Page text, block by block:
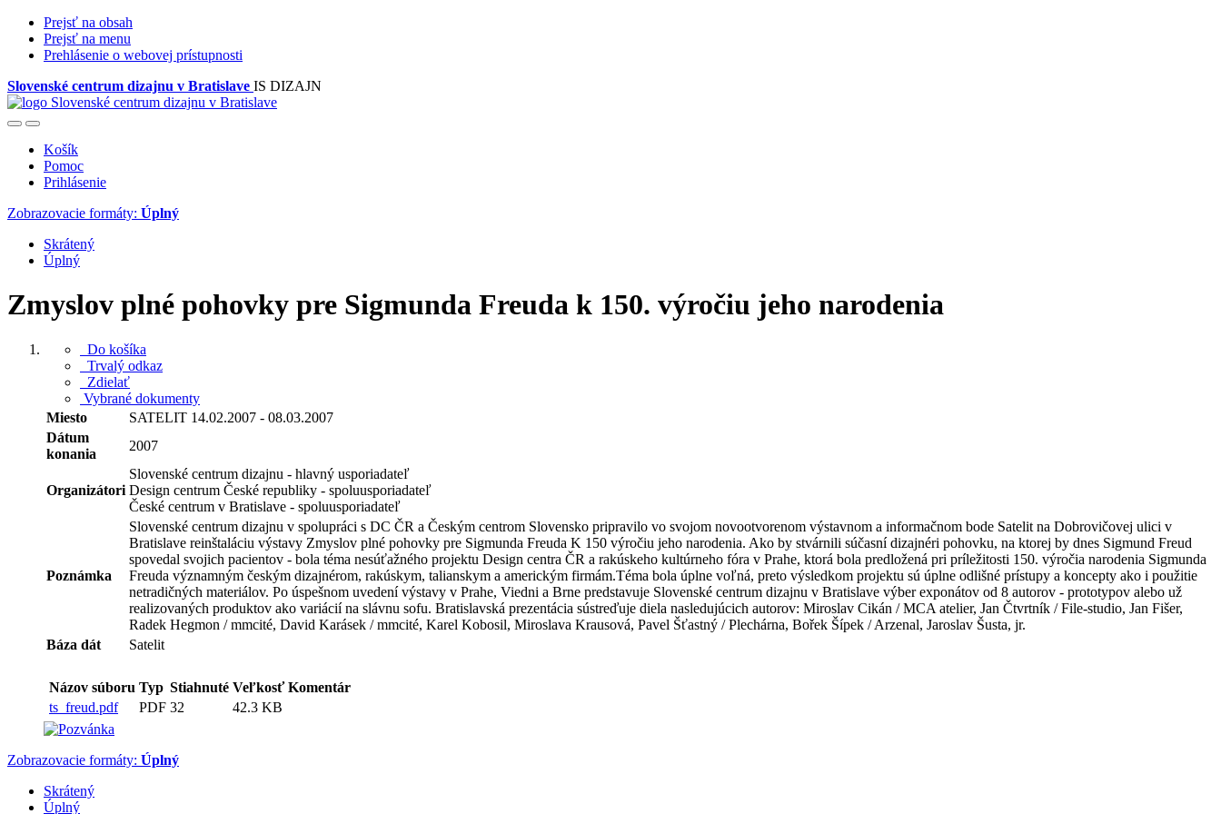
Prejsť na obsah
Prejsť na menu
Prehlásenie o webovej prístupnosti
Slovenské centrum dizajnu v Bratislave IS DIZAJN
Košík
Pomoc
Prihlásenie
Zobrazovacie formáty: Úplný
Skrátený
Úplný
Zmyslov plné pohovky pre Sigmunda Freuda k 150. výročiu jeho narodenia
Do košíka
Trvalý odkaz
Zdielať
Vybrané dokumenty
Miesto
SATELIT 14.02.2007 - 08.03.2007
Dátum
konania
2007
Organizátori
Slovenské centrum dizajnu - hlavný usporiadateľ
Design centrum České republiky - spoluusporiadateľ
České centrum v Bratislave - spoluusporiadateľ
Poznámka
Slovenské centrum dizajnu v spolupráci s DC ČR a Českým centrom Slovensko pripravilo vo svojom novootvorenom výstavnom a informačnom bode Satelit na Dobrovičovej ulici v
Bratislave reinštaláciu výstavy Zmyslov plné pohovky pre Sigmunda Freuda K 150 výročiu jeho narodenia. Ako by stvárnili súčasní dizajnéri pohovku, na ktorej by dnes Sigmund Freud
spovedal svojich pacientov - bola téma nesúťažného projektu Design centra ČR a rakúskeho kultúrneho fóra v Prahe, ktorá bola predložená pri príležitosti 150. výročia narodenia Sigmunda
Freuda významným českým dizajnérom, rakúskym, talianskym a americkým firmám.Téma bola úplne voľná, preto výsledkom projektu sú úplne odlišné prístupy a koncepty ako i použitie
netradičných materiálov. Po úspešnom uvedení výstavy v Prahe, Viedni a Brne predstavuje Slovenské centrum dizajnu v Bratislave výber exponátov od 8 autorov - prototypov alebo už
realizovaných produktov ako variácií na slávnu sofu. Bratislavská prezentácia sústreďuje diela nasledujúcich autorov: Miroslav Cikán / MCA atelier, Jan Čtvrtník / File-studio, Jan Fišer,
Radek Hegmon / mmcité, David Karásek / mmcité, Karel Kobosil, Miroslava Krausová, Pavel Šťastný / Plechárna, Bořek Šípek / Arzenal, Jaroslav Šusta, jr.
Báza dát
Satelit
Názov súboru Typ Stiahnuté Veľkosť Komentár
ts_freud.pdf
PDF 32 42.3 KB
Zobrazovacie formáty: Úplný
Skrátený
Úplný